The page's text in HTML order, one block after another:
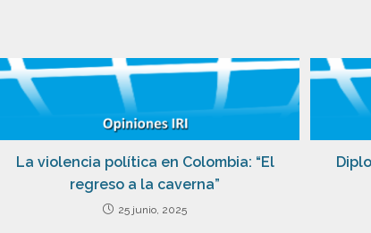
La violencia política en Colombia: “El
regreso a la caverna”
25 junio, 2025